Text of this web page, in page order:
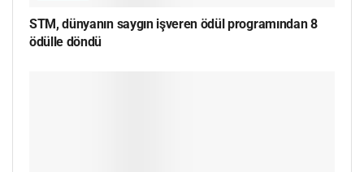
STM, dünyanın saygın işveren ödül programından 8
ödülle döndü